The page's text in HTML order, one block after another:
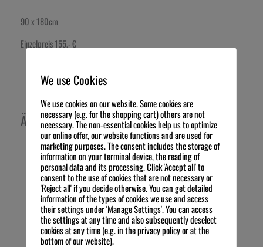
90 x 180cm
Einzelpreis 155,- €
Ähnliche Produkte
We use Cookies
We use cookies on our website. Some cookies are
necessary (e.g. for the shopping cart) others are not
necessary. The non-essential cookies help us to optimize
our online offer, our website functions and are used for
marketing purposes. The consent includes the storage of
information on your terminal device, the reading of
personal data and its processing. Click 'Accept all' to
consent to the use of cookies that are not necessary or
'Reject all' if you decide otherwise. You can get detailed
information of the types of cookies we use and access
their settings under 'Manage Settings'. You can access
the settings at any time and also subsequently deselect
cookies at any time (e.g. in the privacy policy or at the
bottom of our website).